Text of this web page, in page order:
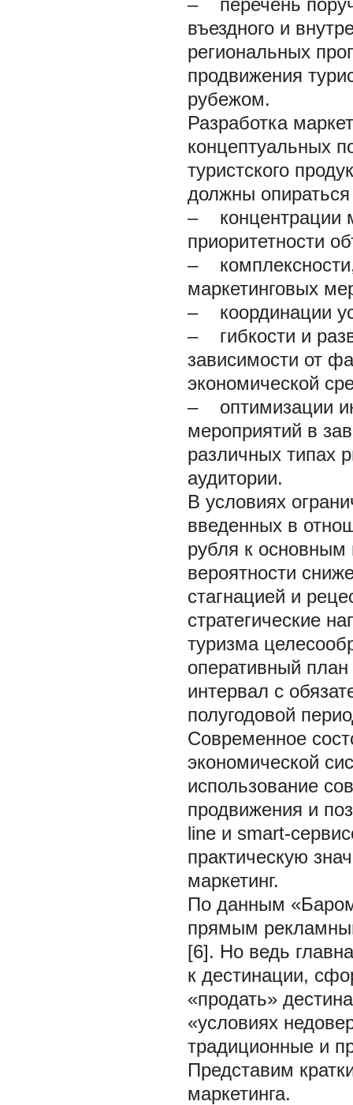
–
перечень
въездного и
региональных
продвижения
рубежом.
Разработка
концептуальных
туристского
должны
–
концентрации
приоритетности
–
маркетинговых
–
координации
–
гибкости и
зависимости от
экономической
–
оптимизации
мероприятий в
различных типах
аудитории.
В условиях
введенных в
рубля к
вероятности
стагнацией и
стратегические
туризма
оперативный
интервал с
полугодовой
Современное
экономической
использование
продвижения и
line и smart-
практическую
маркетинг.
По данным
прямым
[6]. Но ведь
к дестинации,
«продать»
«условиях
традиционные и
Представим
маркетинга.